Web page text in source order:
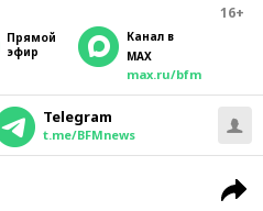
16+
прямой
эфир
Канал в
MAX
max.ru/bfm
Telegram
t.me/BFMnews